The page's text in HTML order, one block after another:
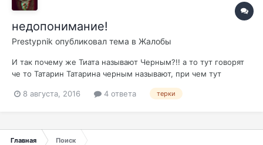
недопонимание!
Prestypnik опубликовал тема в Жалобы
И так почему же Тиата называют Черным?!! а то тут говорят
че то Татарин Татарина черным называют, при чем тут
вот и за чего пошло! ну ка скажите мне вы! PS жду ответа!
8 августа, 2016 4 ответа терки
Главная Поиск